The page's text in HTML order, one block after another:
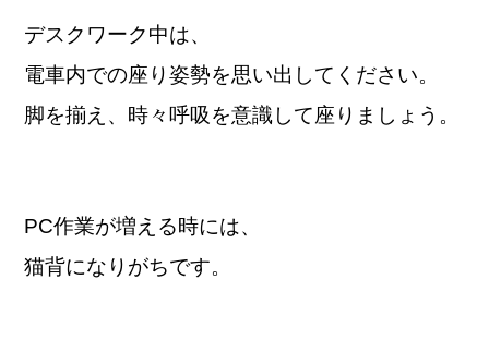
デスクワーク中は、
電車内での座り姿勢を思い出してください。
脚を揃え、時々呼吸を意識して座りましょう。
PC作業が増える時には、
猫背になりがちです。